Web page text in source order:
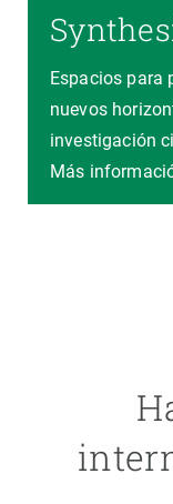
Espacios para
nuevos
investigación
Más